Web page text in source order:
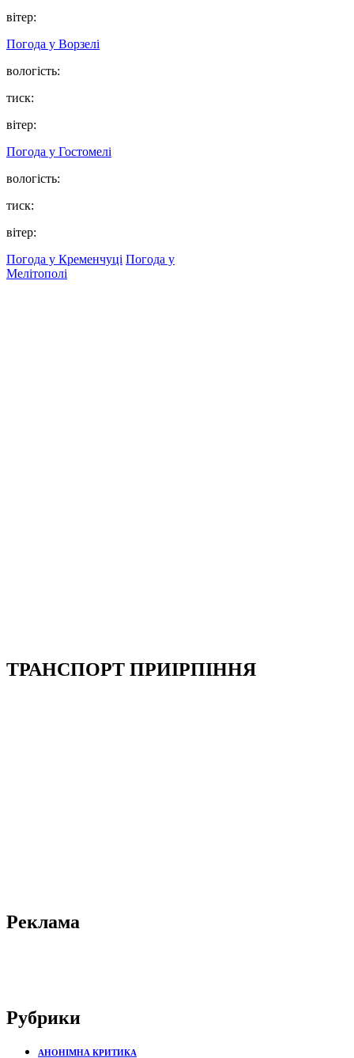
вітер:
Погода у Ворзелі
вологість:
тиск:
вітер:
Погода у Гостомелі
вологість:
тиск:
вітер:
Погода у Кременчуці Погода у
Мелітополі
ТРАНСПОРТ ПРИІРПІННЯ
Реклама
Рубрики
АНОНІМНА КРИТИКА